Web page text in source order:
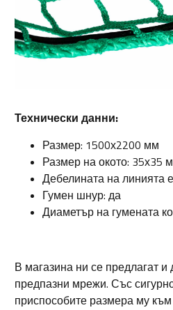
Технически данни:
Размер: 1500х2200 мм
Размер на окото: 35х35
Дебелината на линията
Гумен шнур: да
Диаметър на гумената
В магазина ни се предлагат и
предпазни мрежи. Със
приспособите размера му